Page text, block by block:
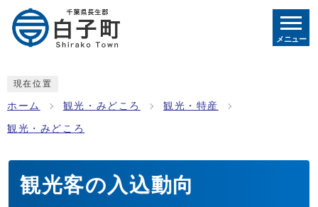
メニュー
現在位置
ホーム 観光・みどころ 観光・特産
観光・みどころ
観光客の入込動向